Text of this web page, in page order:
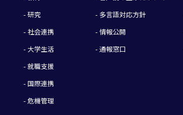
- 研究
- 社会連携
- 大学生活
- 就職支援
- 国際連携
- 危機管理
- 多言語対応方針
- 情報公開
- 通報窓口